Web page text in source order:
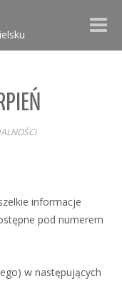
Toggle
informacje
pod numerem
w następujących